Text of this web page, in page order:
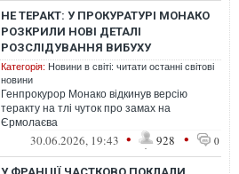
НЕ ТЕРАКТ: У ПРОКУРАТУРІ МОНАКО
РОЗКРИЛИ НОВІ ДЕТАЛІ
РОЗСЛІДУВАННЯ ВИБУХУ
Категорія: Новини в світі: читати останні світові
новини
Генпрокурор Монако відкинув версію
теракту на тлі чуток про замах на
Єрмолаєва
30.06.2026, 19:43 • 928 • 0